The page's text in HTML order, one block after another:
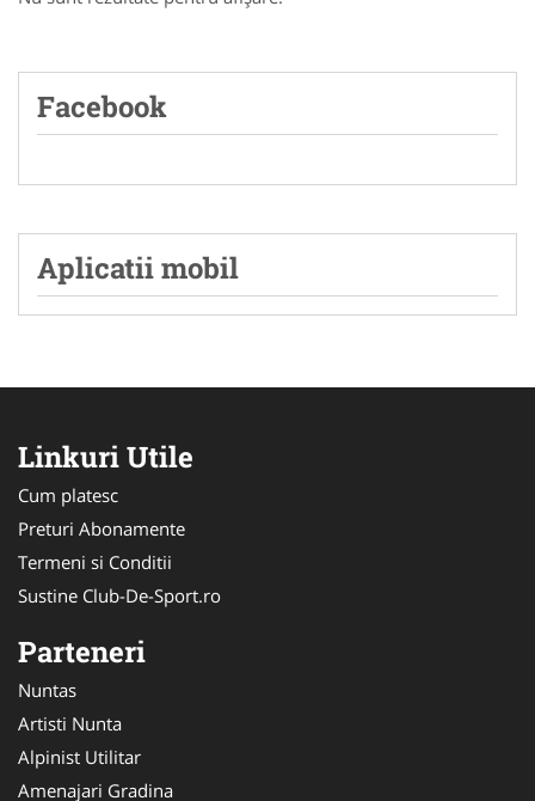
Facebook
Aplicatii mobil
Linkuri Utile
Cum platesc
Preturi Abonamente
Termeni si Conditii
Sustine Club-De-Sport.ro
Parteneri
Nuntas
Artisti Nunta
Alpinist Utilitar
Amenajari Gradina